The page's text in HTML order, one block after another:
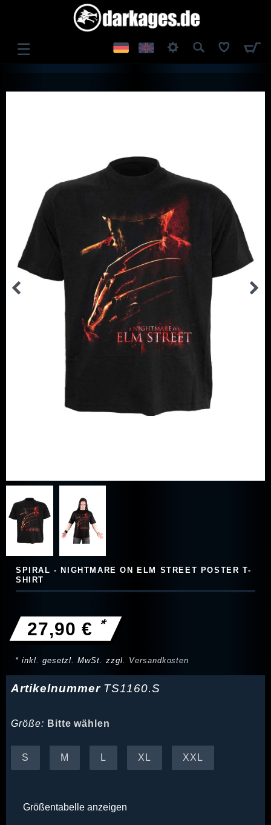
☰
SPIRAL - NIGHTMARE ON ELM STREET POSTER T-
SHIRT
27,90 € *
* inkl. gesetzl. MwSt. zzgl. Versandkosten
Artikelnummer TS1160.S
Größe: Bitte wählen
S M L XL XXL
Größentabelle anzeigen